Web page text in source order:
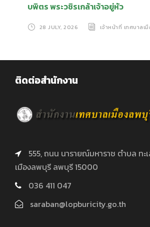
บพิตร พระวชิรเกล้าเจ้าอยู่หัว
28 JULY, 2026 เจ้าหน้าที่ เทศบาลเ
ติดต่อสำนักงาน
555, ถนน นารายณ์มหาราช ตำบล ทะ
เมืองลพบุรี ลพบุรี 15000
036 411 047
saraban@lopburicity.go.th